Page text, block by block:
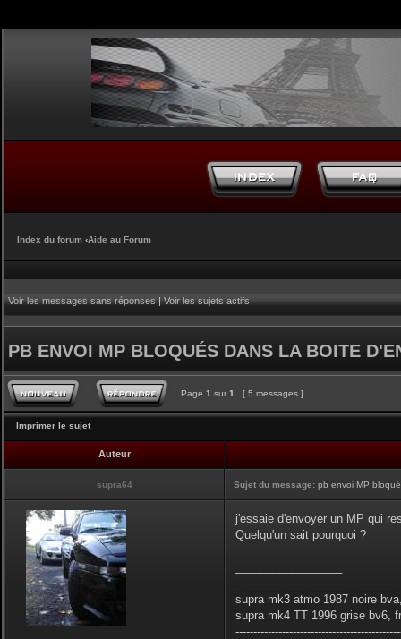
Index du forum ‹Aide au Forum
Voir les messages sans réponses|Voir les sujets actifs
PB ENVOI MP BLOQUÉS DANS LA BOITE
Page 1 sur 1 [ 5 messages ]
Imprimer le sujet
Auteur
supra64 Sujet du message: pb envoi MP
j'essaie d'envoyer un MP qui
Quelqu'un sait pourquoi ?
supra mk3 atmo 1987 noire
supra mk4 TT 1996 grise bv6,